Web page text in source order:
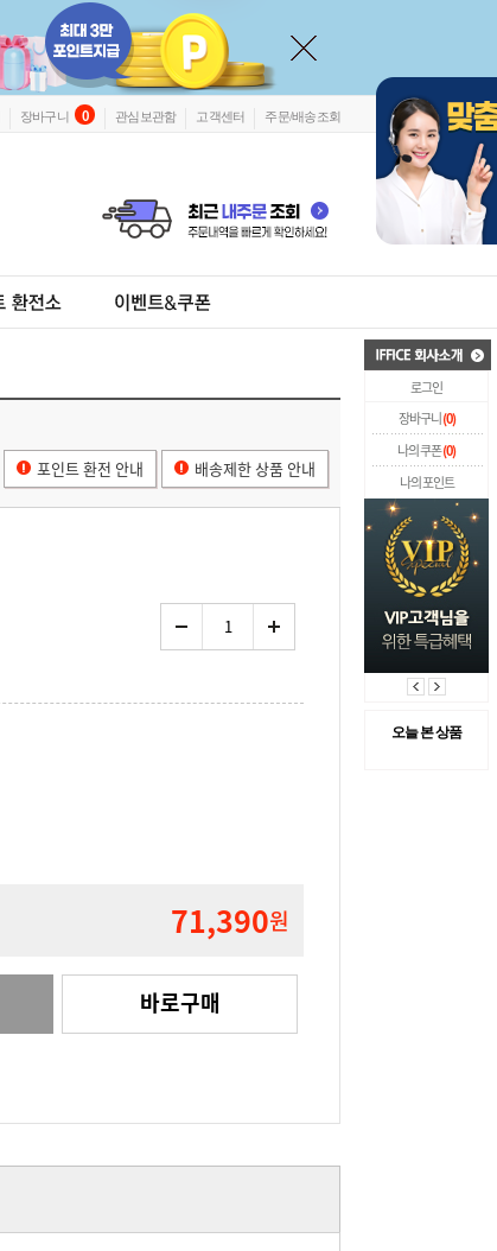
장바구니 0 관심보관함 고객센터 주문/배송조회
로그인
장바구니(0)
나의 쿠폰(0)
나의 포인트
오늘 본 상품
포인트 환전 안내 배송제한 상품 안내
71,390원
바로구매